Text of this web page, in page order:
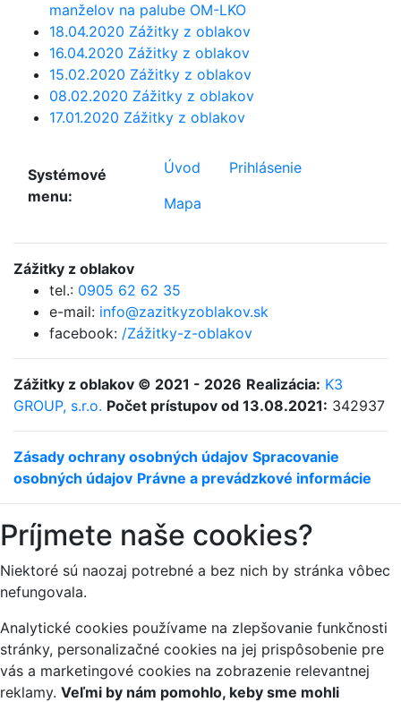
manželov na palube OM-LKO
18.04.2020 Zážitky z oblakov
16.04.2020 Zážitky z oblakov
15.02.2020 Zážitky z oblakov
08.02.2020 Zážitky z oblakov
17.01.2020 Zážitky z oblakov
Systémové
menu:
Úvod
Prihlásenie
Mapa
Zážitky z oblakov
tel.: 0905 62 62 35
e-mail: info@zazitkyzoblakov.sk
facebook: /Zážitky-z-oblakov
Zážitky z oblakov © 2021 - 2026 Realizácia: K3
GROUP, s.r.o. Počet prístupov od 13.08.2021: 342937
Zásady ochrany osobných údajov Spracovanie
osobných údajov Právne a prevádzkové informácie
Príjmete naše cookies?
Niektoré sú naozaj potrebné a bez nich by stránka vôbec
nefungovala.
Analytické cookies používame na zlepšovanie funkčnosti
stránky, personalizačné cookies na jej prispôsobenie pre
vás a marketingové cookies na zobrazenie relevantnej
reklamy. Veľmi by nám pomohlo, keby sme mohli